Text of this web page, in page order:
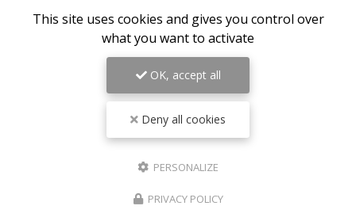
This site uses cookies and gives you control over
what you want to activate
OK, accept all
Deny all cookies
PERSONALIZE
PRIVACY POLICY